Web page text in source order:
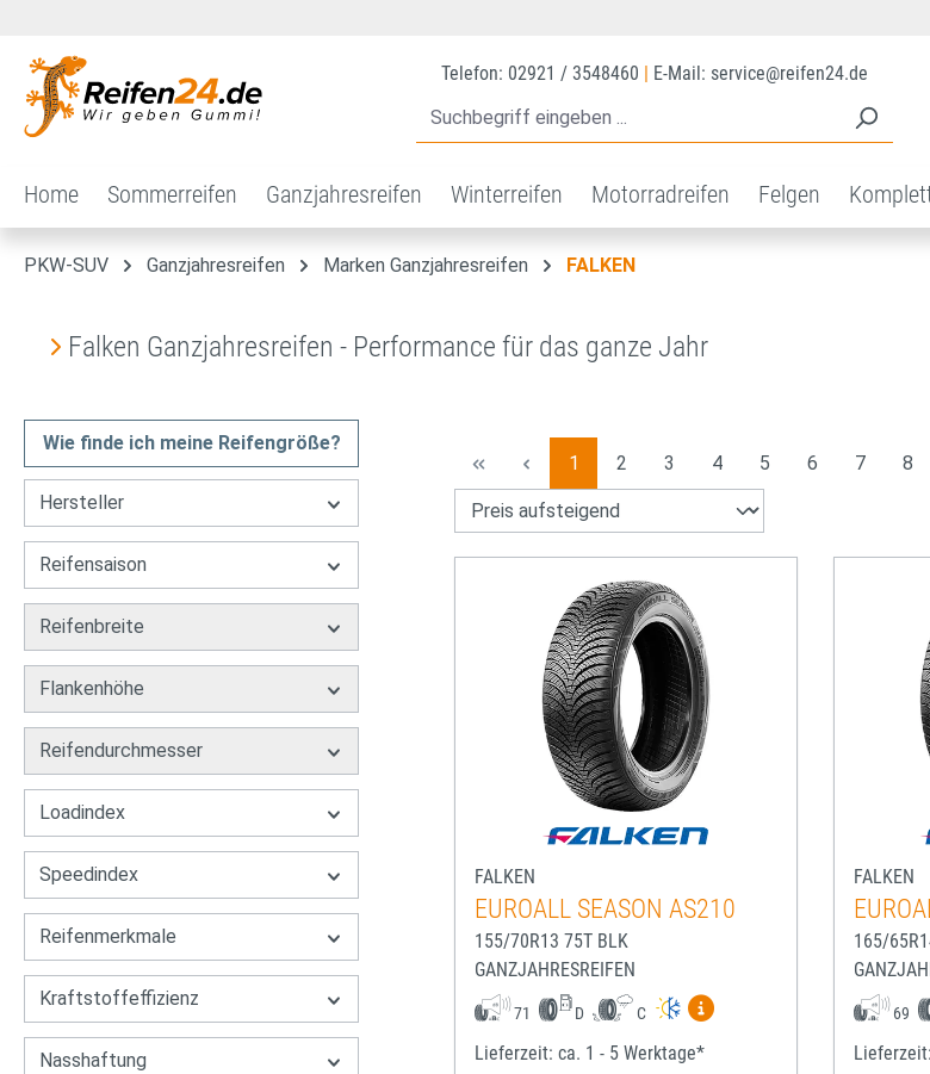
Telefon: 02921 / 3548460 E-Mail: service@reifen24.de
Home Sommerreifen Ganzjahresreifen Winterreifen Motorradreifen Felgen
PKW-SUV Ganzjahresreifen Marken Ganzjahresreifen FALKEN
Falken Ganzjahresreifen - Performance für das ganze Jahr
Wie finde ich meine Reifengröße?
Hersteller
Reifensaison
Reifenbreite
Flankenhöhe
Reifendurchmesser
Loadindex
Speedindex
Reifenmerkmale
Kraftstoffeffizienz
Nasshaftung
Seite
1 Seite
2 Seite
3 Seite
4 Seite
5 Seite
6 Seite
7 8
FALKEN
EUROALL SEASON AS210
155/70R13 75T BLK
GANZJAHRESREIFEN
71 D C
Mehr Informationen zum
Lieferzeit: ca. 1 - 5 Werktage*
FALKEN
165/
69